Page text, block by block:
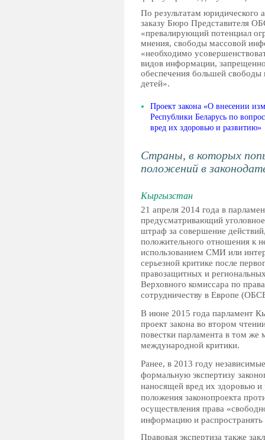
По результатам юридического
заказу Бюро Представителя
«превалирующий потенциал
мнения, свободы массовой
«необходимо
видов информации,
обеспечения большей
детей».
Проект закона «О внесении
Республики Беларусь по
вред их здоровью и развитию»
Страны, в которых
положений в
Кыргызстан
21 апреля 2014 года в
предусматривающий
штраф за совершение
положительного отношения к
использованием СМИ или
серьезной критике после
правозащитных и
Верховного комиссара по
сотрудничеству в Европе
В июне 2015 года парламент
проект закона во втором
повестки парламента в том же
международной критики.
Ранее, в 2013 году
формальную экспертизу
наносящей вред их здоровью
положения законопроекта
осуществления права
информацию и
Правовая экспертиза также